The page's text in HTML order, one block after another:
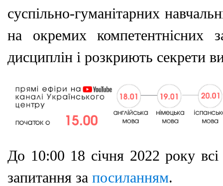
суспільно-гуманітарних
на окремих компетентнісних
дисциплін і розкриють секрети
До 10:00 18 січня 2022 року
запитання за посиланням.